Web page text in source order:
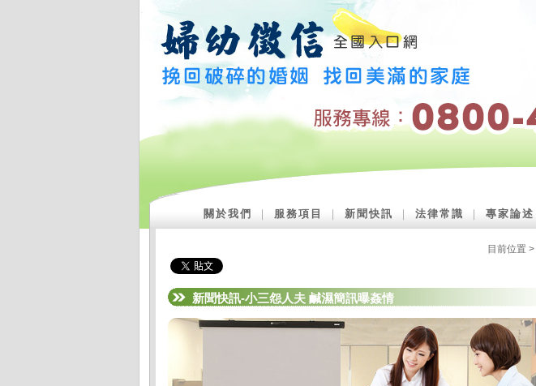
關於我們 服務項目 新聞快訊 法律常識 專家論述
目前位置 >
新聞快訊-小三怨人夫 鹹濕簡訊曝姦情